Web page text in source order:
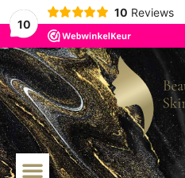
10
10 Reviews